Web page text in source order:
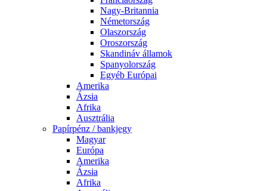
Nagy-Britannia
Németország
Olaszország
Oroszország
Skandináv államok
Spanyolország
Egyéb Európai
Amerika
Ázsia
Afrika
Ausztrália
Papírpénz / bankjegy
Magyar
Európa
Amerika
Ázsia
Afrika